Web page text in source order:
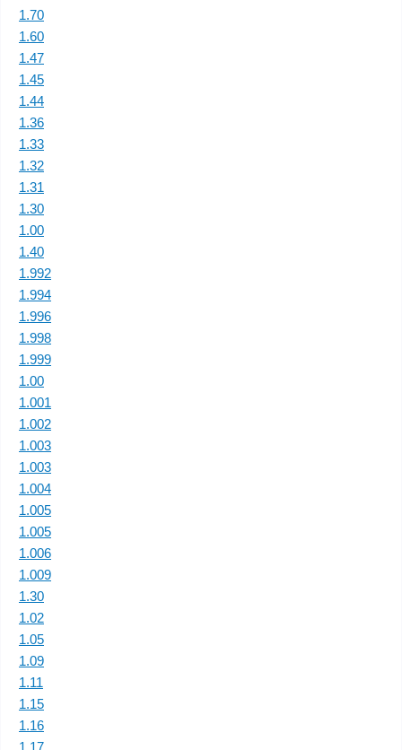
1.70
1.60
1.47
1.45
1.44
1.36
1.33
1.32
1.31
1.30
1.00
1.40
1.992
1.994
1.996
1.998
1.999
1.00
1.001
1.002
1.003
1.003
1.004
1.005
1.005
1.006
1.009
1.30
1.02
1.05
1.09
1.11
1.15
1.16